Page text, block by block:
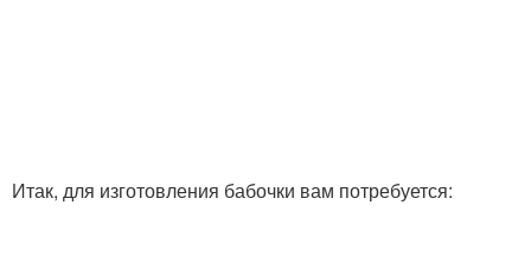
Итак, для изготовления бабочки вам потребуется: